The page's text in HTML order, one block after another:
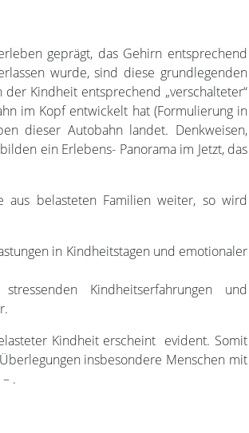
geprägt, das Gehirn entsprechend
wurde, sind diese grundlegenden
der Kindheit entsprechend „verschalteter“
im Kopf entwickelt hat (Formulierung in
dieser Autobahn landet. Denkweisen,
ein Erlebens- Panorama im Jetzt, das
aus belasteten Familien weiter, so wird
in Kindheitstagen und emotionaler
Kindheitserfahrungen und
Kindheit erscheint evident. Somit
insbesondere Menschen mit
.